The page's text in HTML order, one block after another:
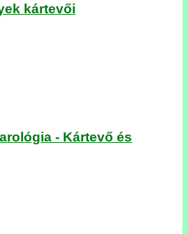
kártevői
- Kártevő és